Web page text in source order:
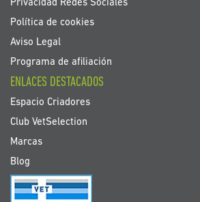
Privacidad Redes Sociales
Política de cookies
Aviso Legal
Programa de afiliación
ENLACES DESTACADOS
Espacio Criadores
Club VetSelection
Marcas
Blog